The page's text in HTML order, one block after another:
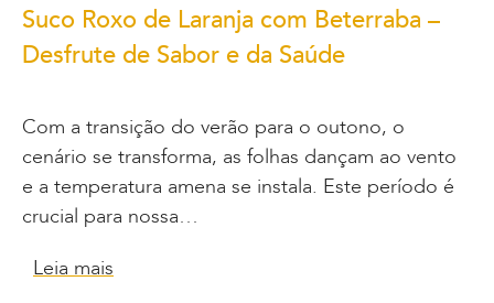
Suco Roxo de Laranja com Beterraba –
Desfrute de Sabor e da Saúde
Com a transição do verão para o outono, o
cenário se transforma, as folhas dançam ao vento
e a temperatura amena se instala. Este período é
crucial para nossa…
Leia mais